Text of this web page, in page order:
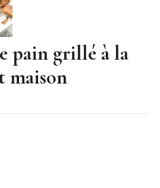
pain grillé à la
maison